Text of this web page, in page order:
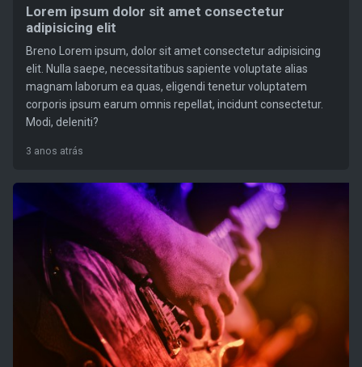
Lorem ipsum dolor sit amet consectetur
adipisicing elit
Breno Lorem ipsum, dolor sit amet consectetur adipisicing
elit. Nulla saepe, necessitatibus sapiente voluptate alias
magnam laborum ea quas, eligendi tenetur voluptatem
corporis ipsum earum omnis repellat, incidunt consectetur.
Modi, deleniti?
3 anos atrás